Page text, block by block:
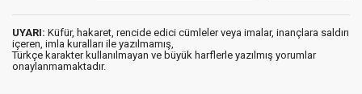
UYARI: Küfür, hakaret, rencide edici cümleler veya imalar, inançlara saldırı
içeren, imla kuralları ile yazılmamış,
Türkçe karakter kullanılmayan ve büyük harflerle yazılmış yorumlar
onaylanmamaktadır.